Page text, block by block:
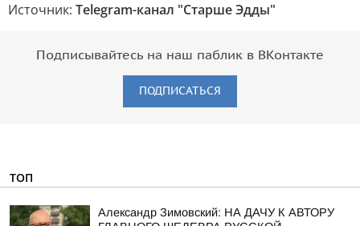
Источник: Telegram-канал "Старше Эдды"
Подписывайтесь на наш паблик в ВКонтакте
ПОДПИСАТЬСЯ
ТОП
Александр Зимовский: НА ДАЧУ К АВТОРУ